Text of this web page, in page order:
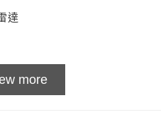
達